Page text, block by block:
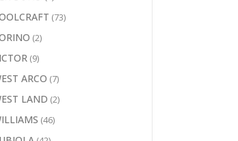
(73)
(2)
(9)
ARCO (7)
LAND (2)
(46)